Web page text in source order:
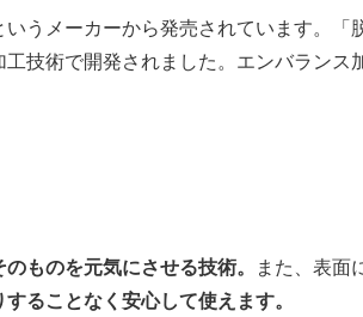
うメーカーから発売されています。「
技術で開発されました。エンバランス
ものを元気にさせる技術。
また、表面
ることなく安心して使えます。